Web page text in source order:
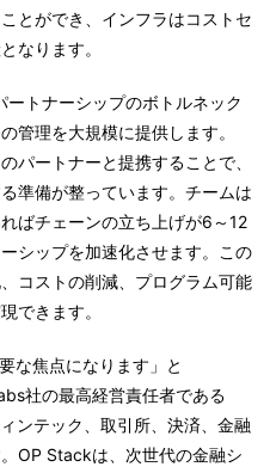
とができ、インフラはコストセ
なります。
トナーシップのボトルネック
管理を大規模に提供します。
パートナーと提携することで、
準備が整っています。チームは
ばチェーンの立ち上げが6～12
シップを加速化させます。この
コストの削減、プログラム可能
できます。
な焦点になります」と
社の最高経営責任者である
ンテック、取引所、決済、金融
OP Stackは、次世代の金融シ